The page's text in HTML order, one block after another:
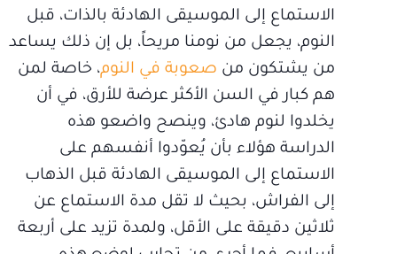
الاستماع إلى الموسيقى الهادئة بالذات، قبل
النوم، يجعل من نومنا مريحاً، بل إن ذلك يساعد
من يشتكون من صعوبة في النوم، خاصة لمن
هم كبار في السن الأكثر عرضة للأرق، في أن
يخلدوا لنوم هادئ، وينصح واضعو هذه
الدراسة هؤلاء بأن يُعوّدوا أنفسهم على
الاستماع إلى الموسيقى الهادئة قبل الذهاب
إلى الفراش، بحيث لا تقل مدة الاستماع عن
ثلاثين دقيقة على الأقل، ولمدة تزيد على أربعة